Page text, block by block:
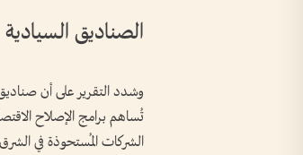
الصناديق السيادية
وشدد التقرير على أن
تُساهم برامج الإصلاح
الشركات المُستحوذة في